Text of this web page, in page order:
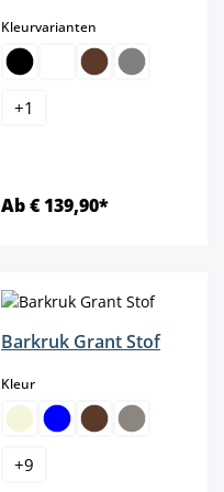
Kleurvarianten
+1
Ab € 139,90*
Barkruk Grant Stof
Kleurselect
+9